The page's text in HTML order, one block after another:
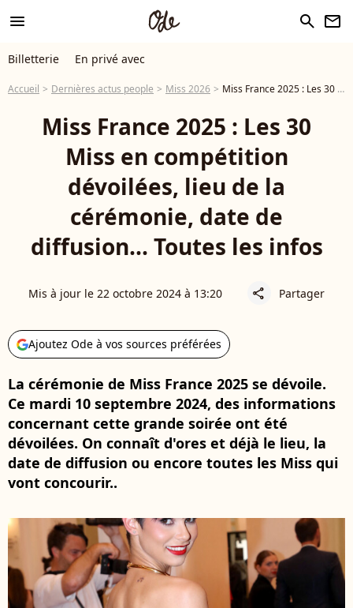
menu search newsletter
Billetterie En privé avec
Accueil Dernières actus people Miss 2026 Miss France 2025 : Les 30 Miss en compétition dévoilées, lieu de la cérémonie, date de diffusion... Toutes les infos
Miss France 2025 : Les 30
Miss en compétition
dévoilées, lieu de la
cérémonie, date de
diffusion... Toutes les infos
Mis à jour le 22 octobre 2024 à 13:20 share Partager
Ajoutez Ode à vos sources préférées
La cérémonie de Miss France 2025 se dévoile.
Ce mardi 10 septembre 2024, des informations
concernant cette grande soirée ont été
dévoilées. On connaît d'ores et déjà le lieu, la
date de diffusion ou encore toutes les Miss qui
vont concourir..